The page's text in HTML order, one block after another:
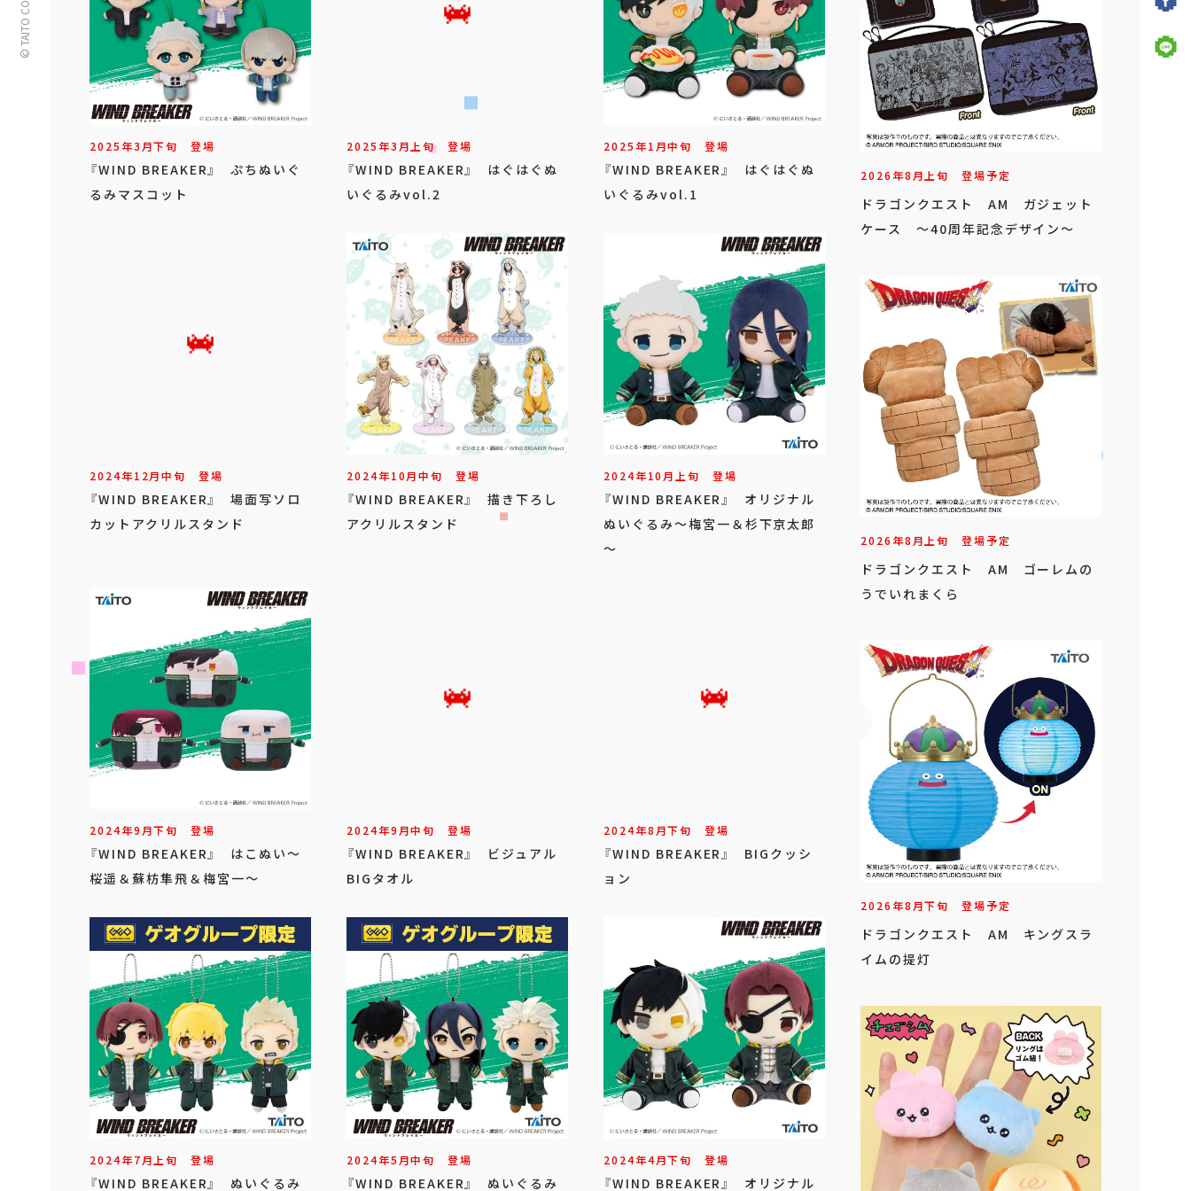
2025年3月下旬 登場
『WIND BREAKER』 ぷちぬいぐ
るみマスコット
2025年3月上旬登場
『WIND BREAKER』 はぐはぐぬ
いぐるみvol.2
2025年1月中旬 登場
『WIND BREAKER』 はぐはぐぬ
いぐるみvol.1
2024年12月中旬 登場
『WIND BREAKER』 場面写ソロ
カットアクリルスタンド
2024年10月中旬 登場
『WIND BREAKER』 描き下ろし
アクリルスタンド
2024年10月上旬 登場
『WIND BREAKER』 オリジナル
ぬいぐるみ～梅宮一＆杉下京太郎
～
2024年9月下旬 登場
『WIND BREAKER』 はこぬい～
桜遥＆蘇枋隼飛＆梅宮一～
2024年9月中旬 登場
『WIND BREAKER』 ビジュアル
BIGタオル
2024年8月下旬 登場
『WIND BREAKER』 BIGクッシ
ョン
2024年7月上旬 登場
『WIND BREAKER』 ぬいぐるみ
2024年5月中旬 登場
『WIND BREAKER』 ぬいぐるみ
2024年4月下旬 登場
『WIND BREAKER』 オリジナル
2026年8月上旬 登場予定
ドラゴンクエスト AM ガジェット
ケース ～40周年記念デザイン～
2026年8月上旬 登場予定
ドラゴンクエスト AM ゴーレムの
うでいれまくら
2026年8月下旬 登場予定
ドラゴンクエスト AM キングスラ
イムの提灯